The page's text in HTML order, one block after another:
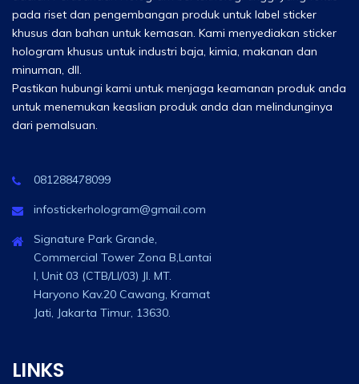
pada riset dan pengembangan produk untuk label sticker
khusus dan bahan untuk kemasan. Kami menyediakan sticker
hologram khusus untuk industri baja, kimia, makanan dan
minuman, dll.
Pastikan hubungi kami untuk menjaga keamanan produk anda
untuk menemukan keaslian produk anda dan melindunginya
dari pemalsuan.
081288478099
infostickerhologram@gmail.com
Signature Park Grande,
Commercial Tower Zona B,Lantai
I, Unit 03 (CTB/LI/03) Jl. MT.
Haryono Kav.20 Cawang, Kramat
Jati, Jakarta Timur, 13630.
LINKS